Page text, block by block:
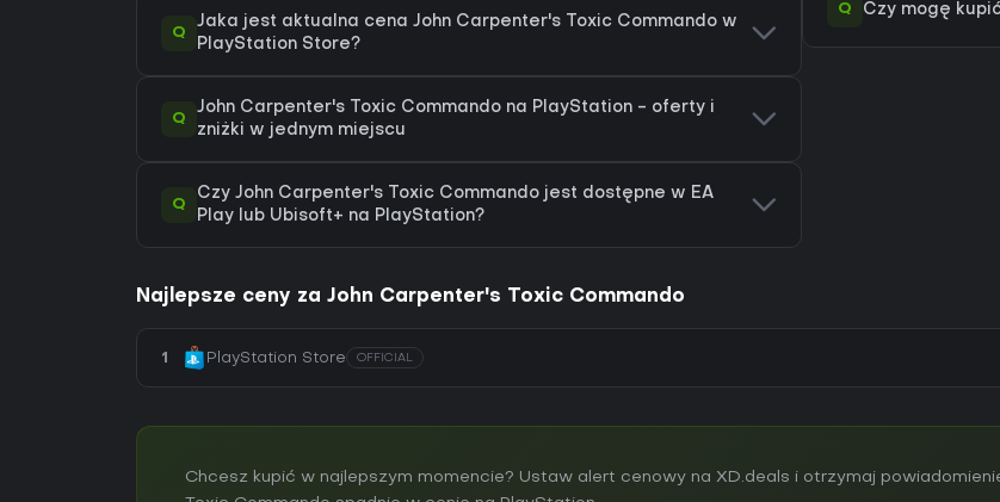
Q
Jaka jest aktualna cena John Carpenter's Toxic Commando w
PlayStation Store?
Q
John Carpenter's Toxic Commando na PlayStation - oferty i
zniżki w jednym miejscu
Q
Czy John Carpenter's Toxic Commando jest dostępne w EA
Play lub Ubisoft+ na PlayStation?
Q Czy mogę
Najlepsze ceny za John Carpenter's Toxic Commando
1 PlayStation Store OFFICIAL
Chcesz kupić w najlepszym momencie? Ustaw alert cenowy na XD.deals i otrzymaj